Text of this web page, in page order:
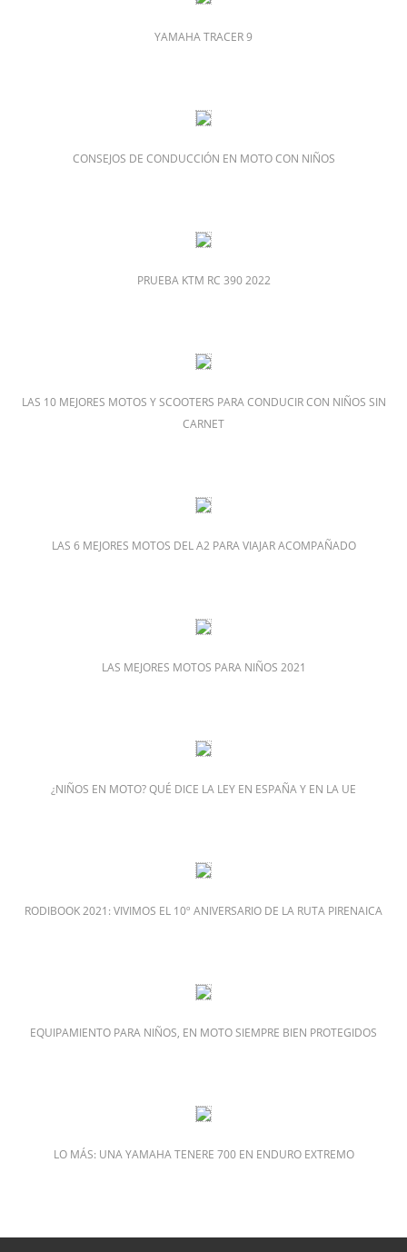
YAMAHA TRACER 9
CONSEJOS DE CONDUCCIÓN EN MOTO CON NIÑOS
PRUEBA KTM RC 390 2022
LAS 10 MEJORES MOTOS Y SCOOTERS PARA CONDUCIR CON NIÑOS SIN
CARNET
LAS 6 MEJORES MOTOS DEL A2 PARA VIAJAR ACOMPAÑADO
LAS MEJORES MOTOS PARA NIÑOS 2021
¿NIÑOS EN MOTO? QUÉ DICE LA LEY EN ESPAÑA Y EN LA UE
RODIBOOK 2021: VIVIMOS EL 10º ANIVERSARIO DE LA RUTA PIRENAICA
EQUIPAMIENTO PARA NIÑOS, EN MOTO SIEMPRE BIEN PROTEGIDOS
LO MÁS: UNA YAMAHA TENERE 700 EN ENDURO EXTREMO